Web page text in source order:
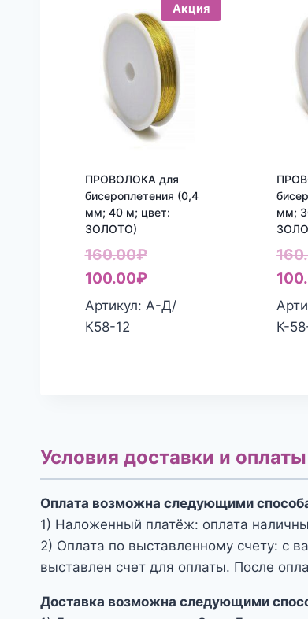
Акция
ПРОВОЛОКА для
бисероплетения (0,4
мм; 40 м; цвет:
ЗОЛОТО)
160.00₽Первоначальная
цена
составляла
100.00₽Текущая
цена:
Артикул: А-Д/
К58-12
мм;
К-
Условия доставки и оплаты
Оплата возможна следующими
1) Наложенный платёж: оплата
2) Оплата по выставленному счету: с
выставлен счет для оплаты. После
Доставка возможна следующими